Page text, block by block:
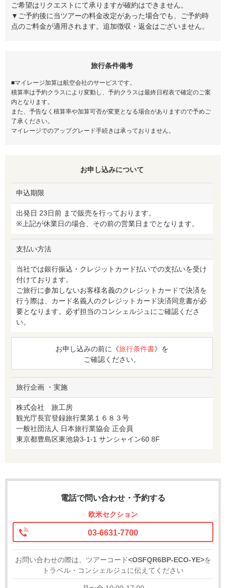
ご希望はリクエストにて承りますが確約はできません。
▼ご予約後に当ツアーの料金改定があった場合でも、ご予約時
点のご料金が適用されます。追加徴収・返金はございません。
旅行条件備考
■マイレージ加算は航空会社のサービスです。
積算率は予約クラスにより変動し、予約クラスは最終日程表で確定のご案
内となります。
また、予告なく積算率や加算可否が変更となる場合がありますので予めご
了承ください。
マイレージでのアップグレード手続きは承っておりません。
お申し込みについて
申込期限
出発日 23日前 まで販売を行っております。
※上記が休業日の場合、その前の営業日までとなります。
支払い方法
当社では銀行振込・クレジットカード払いでの支払いを受け
付けております。
ご旅行に参加しないお客様名義のクレジットカードで決済を
行う際は、カード名義人のクレジットカード決済同意書が必
要となります。必ず担当のコンシェルジュにご確認くださ
い。
お申し込みの前に《旅行条件書》を
ご確認ください。
旅行企画 ・実施
株式会社 旅工房
観光庁長官登録旅行業第１６８３号
一般社団法人 日本旅行業協会 正会員
東京都豊島区東池袋3-1-1 サンシャイン60 8F
電話で問い合わせ・予約する
欧米セクション
03-6631-7700
お問い合わせの際は、ツアーコード<OSFQR6BP-ECO-YE>を
トラベル・コンシェルジュに伝えてください